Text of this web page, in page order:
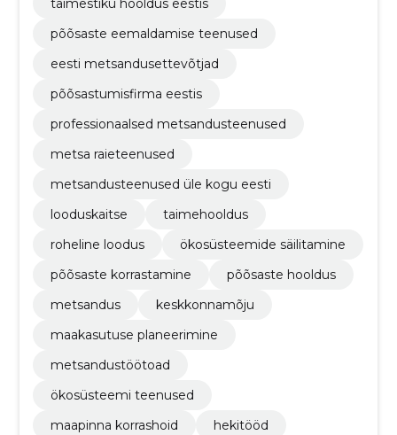
taimestiku hooldus eestis
põõsaste eemaldamise teenused
eesti metsandusettevõtjad
põõsastumisfirma eestis
professionaalsed metsandusteenused
metsa raieteenused
metsandusteenused üle kogu eesti
looduskaitse
taimehooldus
roheline loodus
ökosüsteemide säilitamine
põõsaste korrastamine
põõsaste hooldus
metsandus
keskkonnamõju
maakasutuse planeerimine
metsandustöötoad
ökosüsteemi teenused
maapinna korrashoid
hekitööd